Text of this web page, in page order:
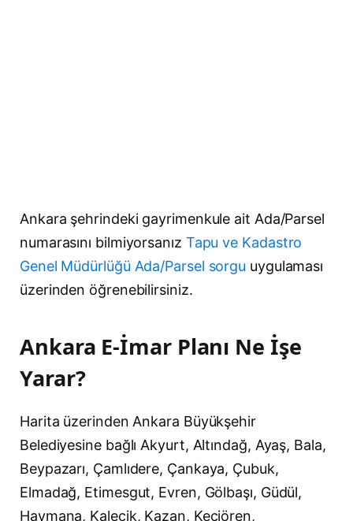
Ankara şehrindeki gayrimenkule ait Ada/Parsel
numarasını bilmiyorsanız Tapu ve Kadastro
Genel Müdürlüğü Ada/Parsel sorgu uygulaması
üzerinden öğrenebilirsiniz.
Ankara E-İmar Planı Ne İşe
Yarar?
Harita üzerinden Ankara Büyükşehir
Belediyesine bağlı Akyurt, Altındağ, Ayaş, Bala,
Beypazarı, Çamlıdere, Çankaya, Çubuk,
Elmadağ, Etimesgut, Evren, Gölbaşı, Güdül,
Haymana, Kalecik, Kazan, Keçiören,